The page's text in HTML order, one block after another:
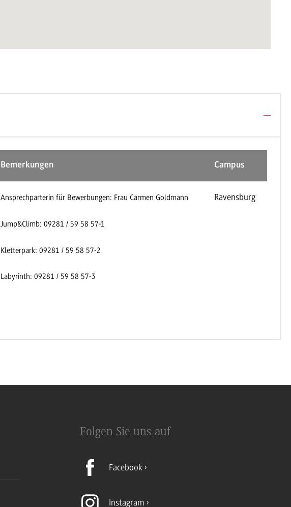
Bemerkungen Campus
Ansprechparterin für Bewerbungen: Frau Carmen Goldmann
Jump&Climb: 09281 / 59 58 57-1
Kletterpark: 09281 / 59 58 57-2
Labyrinth: 09281 / 59 58 57-3
Ravensburg
Folgen Sie uns auf
Facebook
Instagram